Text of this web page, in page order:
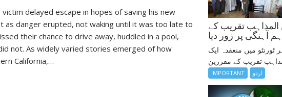
delayed escape in hopes of saving his new
danger erupted, not waking until it was too late to
their chance to drive away, huddled in a pool,
not. As widely varied stories emerged of how
California,…
المذاہب تقریب کے
آہنگی پر زور دیا
ٹورنٹو میں منعقدہ ایک
IMPORTANT اردو